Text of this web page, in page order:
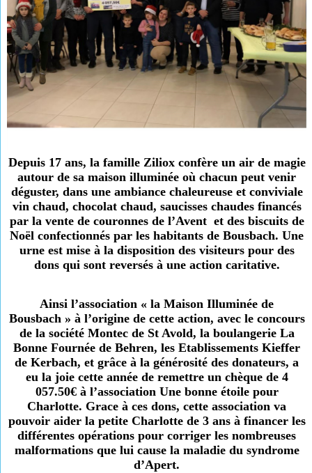
Depuis 17 ans, la famille Ziliox confère un air de magie
autour de sa maison illuminée où chacun peut venir
déguster, dans une ambiance chaleureuse et conviviale
vin chaud, chocolat chaud, saucisses chaudes financés
par la vente de couronnes de l’Avent et des biscuits de
Noël confectionnés par les habitants de Bousbach. Une
urne est mise à la disposition des visiteurs pour des
dons qui sont reversés à une action caritative.
Ainsi l’association « la Maison Illuminée de
Bousbach » à l’origine de cette action, avec le concours
de la société Montec de St Avold, la boulangerie La
Bonne Fournée de Behren, les Etablissements Kieffer
de Kerbach, et grâce à la générosité des donateurs, a
eu la joie cette année de remettre un chèque de 4
057.50€à l’association Une bonne étoile pour
Charlotte. Grace à ces dons, cette association va
pouvoir aider la petite Charlotte de 3 ans à financer les
différentes opérations pour corriger les nombreuses
malformations que lui cause la maladie du syndrome
d’Apert.